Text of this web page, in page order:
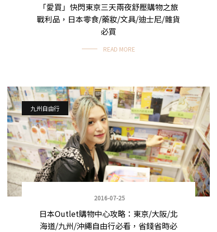
「愛買」快閃東京三天兩夜舒壓購物之旅
戰利品，日本零食/藥妝/文具/迪士尼/雜貨
必買
READ MORE
九州自由行
2016-07-25
日本Outlet購物中心攻略：東京/大阪/北
海道/九州/沖繩自由行必看，省錢省時必